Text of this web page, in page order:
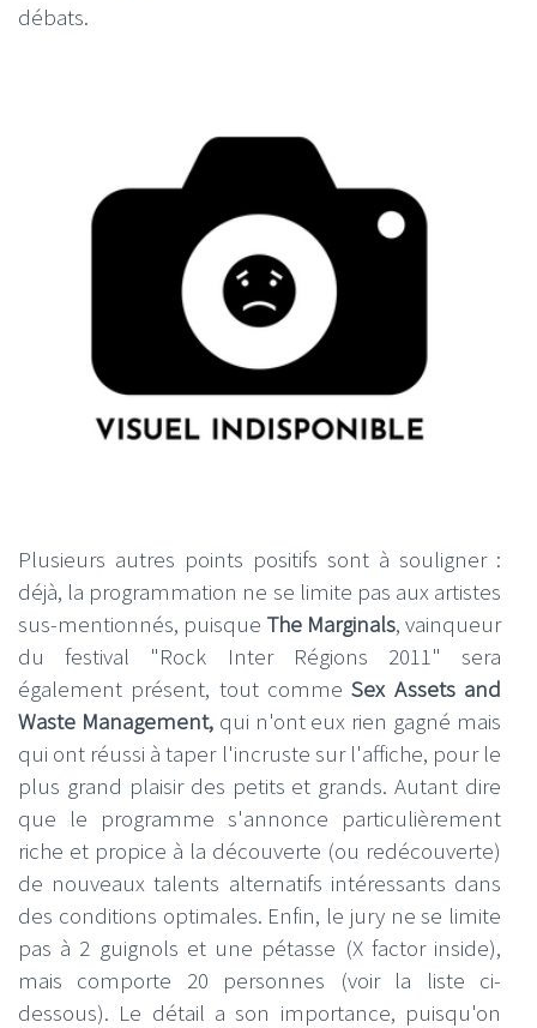
débats.
Plusieurs autres points positifs sont à souligner :
déjà, la programmation ne se limite pas aux artistes
sus-mentionnés, puisque The Marginals, vainqueur
du festival "Rock Inter Régions 2011" sera
également présent, tout comme Sex Assets and
Waste Management,qui n'ont eux rien gagné mais
qui ont réussi à taper l'incruste sur l'affiche, pour le
plus grand plaisir des petits et grands. Autant dire
que le programme s'annonce particulièrement
riche et propice à la découverte (ou redécouverte)
de nouveaux talents alternatifs intéressants dans
des conditions optimales. Enfin, le jury ne se limite
pas à 2 guignols et une pétasse (X factor inside),
mais comporte 20 personnes (voir la liste ci-
dessous). Le détail a son importance, puisqu'on